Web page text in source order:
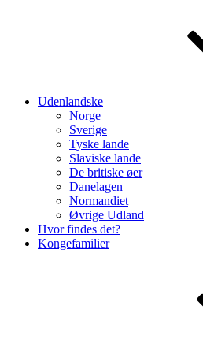
Udenlandske
Norge
Sverige
Tyske lande
Slaviske lande
De britiske øer
Danelagen
Normandiet
Øvrige Udland
Hvor findes det?
Kongefamilier